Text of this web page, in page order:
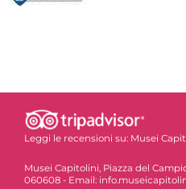
Leggi le recensioni su: Musei
Musei Capitolini, Piazza del
060608 - Email: